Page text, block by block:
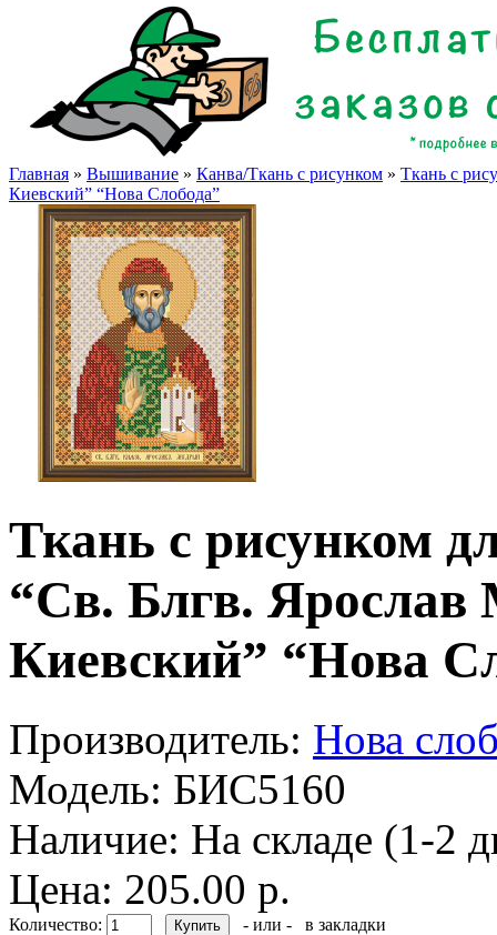
Главная » Вышивание » Канва/Ткань с рисунком » Ткань с
Киевский” “Нова Слобода”
Ткань с рисунком
“Св. Блгв.
Киевский” “Нова
Производитель: Нова
Модель: БИС5160
Наличие: На складе (1-2
Цена: 205.00 р.
Количество: - или -
в закладки